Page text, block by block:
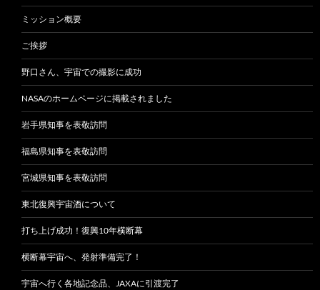
ミッション概要
ご挨拶
野口さん、宇宙での撮影に成功
NASAのホームページに掲載されました
岩手県知事を表敬訪問
福島県知事を表敬訪問
宮城県知事を表敬訪問
東北復興宇宙酒について
打ち上げ成功！復興10年横断幕
横断幕宇宙へ、発射準備完了！
宇宙へ行く各地記念品、JAXAに引渡完了